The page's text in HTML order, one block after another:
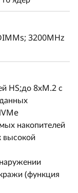
Lenovo
на
3200MHz
HS;до 8хM.2 с
накопителей
высокой
(функция